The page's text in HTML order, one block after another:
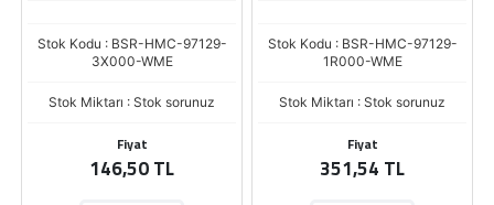
Stok Kodu : BSR-HMC-97129-
3X000-WME
Stok Miktarı : Stok sorunuz
Fiyat
146,50 TL
Stok Kodu : BSR-HMC-97129-
1R000-WME
Stok Miktarı : Stok sorunuz
Fiyat
351,54 TL